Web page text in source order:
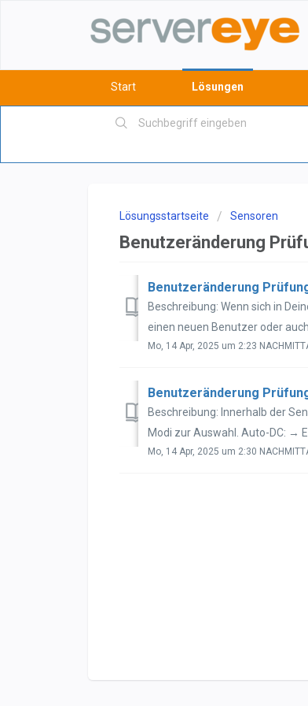
Start Lösungen
Lösungsstartseite Sensoren
Benutzeränderung
Benutzeränderung
Beschreibung: Wenn sich in
einen neuen Benutzer oder
Mo, 14 Apr, 2025 um 2:23
Benutzeränderung
Beschreibung: Innerhalb der
Modi zur Auswahl. Auto-DC: →
Mo, 14 Apr, 2025 um 2:30